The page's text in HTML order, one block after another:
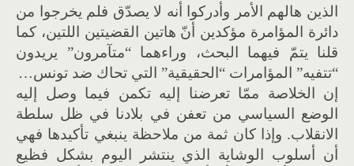
الذين هالهم الأمر وأدركوا أنه لا يصدّق فلم يخرجوا من
دائرة المؤامرة مؤكدين أنّ هاتين القضيتين اللتين، كما
قلنا يتمّ فيهما البحث، وراءهما “متآمرون” يريدون
“تتفيه” المؤامرات “الحقيقية” التي تحاك ضد تونس…
إن الخلاصة ممّا تعرضنا إليه تكمن فيما وصل إليه
الوضع السياسي من تعفن في بلادنا في ظل سلطة
الانقلاب. وإذا كان ثمة من ملاحظة ينبغي تأكيدها فهي
أن أسلوب الوشاية الذي ينتشر اليوم بشكل فظيع